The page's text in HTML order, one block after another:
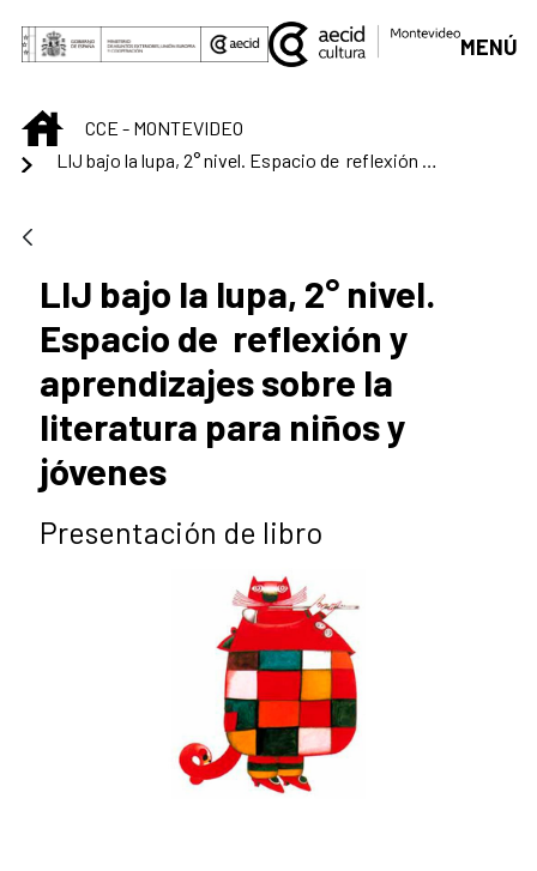
Saut au contenu principal
MENÚ
INICIOCCE - MONTEVIDEO
LIJ bajo la lupa, 2° nivel. Espacio de reflexión y aprendizajes sobre la literatura para niños y jóvenes
LIJ bajo la lupa, 2° nivel.
Espacio de reflexión y
aprendizajes sobre la
literatura para niños y
jóvenes
Presentación de libro